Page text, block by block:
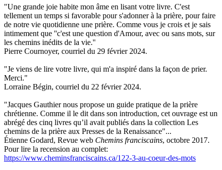
"Une grande joie habite mon âme en lisant votre livre. C'est
tellement un temps si favorable pour s'adonner à la prière, pour faire
de notre vie quotidienne une prière. Comme vous je crois et je sais
intimement que ''c'est une question d'Amour, avec ou sans mots, sur
les chemins inédits de la vie.''
Pierre Cournoyer, courriel du 29 février 2024.
"Je viens de lire votre livre, qui m'a inspiré dans la façon de prier.
Merci."
Lorraine Bégin, courriel du 22 février 2024.
"Jacques Gauthier nous propose un guide pratique de la prière
chrétienne. Comme il le dit dans son introduction, cet ouvrage est un
abrégé des cinq livres qu’il avait publiés dans la collection Les
chemins de la prière aux Presses de la Renaissance"...
Étienne Godard, Revue web Chemins franciscains, octobre 2017.
Pour lire la recension au complet:
https://www.cheminsfranciscains.ca/122-3-au-coeur-des-mots